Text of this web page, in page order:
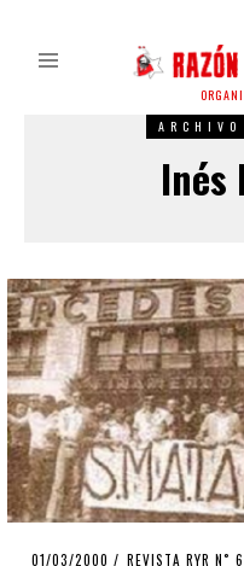
Inés
POSTED
01/03/2000 02/04/2020
REVISTA RYR N˚ 6